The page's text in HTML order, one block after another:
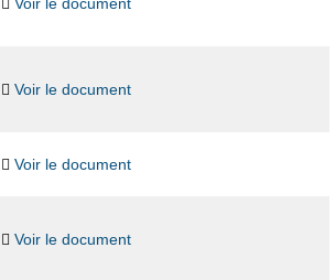
Voir le document
Voir le document
Voir le document